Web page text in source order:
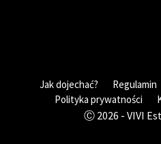
Jak dojechać? Regulamin
Polityka prywatności
Ⓒ 2026 - VIVI